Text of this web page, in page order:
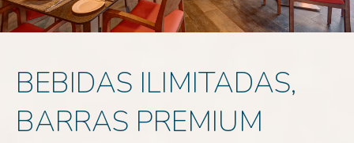
BEBIDAS ILIMITADAS,
BARRAS PREMIUM